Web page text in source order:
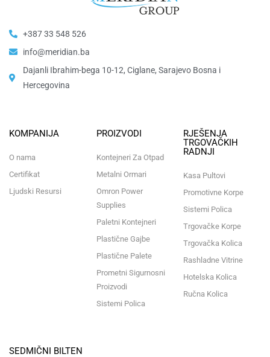
+387 33 548 526
info@meridian.ba
Dajanli Ibrahim-bega 10-12, Ciglane, Sarajevo Bosna i
Hercegovina​
KOMPANIJA
O nama
Certifikat
Ljudski Resursi
PROIZVODI
Kontejneri Za Otpad
Metalni Ormari
Omron Power
Supplies
Paletni Kontejneri
Plastične Gajbe
Plastične Palete
Prometni Sigurnosni
Proizvodi
Sistemi Polica
RJEŠENJA
TRGOVAČKIH
RADNJI
Kasa Pultovi
Promotivne Korpe
Sistemi Polica
Trgovačke Korpe
Trgovačka Kolica
Rashladne Vitrine
Hotelska Kolica
Ručna Kolica
SEDMIČNI BILTEN